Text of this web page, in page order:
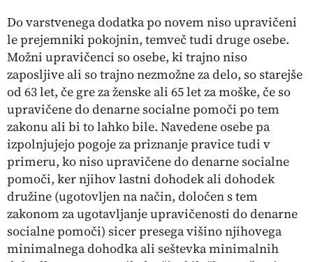
Do varstvenega dodatka po novem niso upravičeni
le prejemniki pokojnin, temveč tudi druge osebe.
Možni upravičenci so osebe, ki trajno niso
zaposljive ali so trajno nezmožne za delo, so starejše
od 63 let, če gre za ženske ali 65 let za moške, če so
upravičene do denarne socialne pomoči po tem
zakonu ali bi to lahko bile. Navedene osebe pa
izpolnjujejo pogoje za priznanje pravice tudi v
primeru, ko niso upravičene do denarne socialne
pomoči, ker njihov lastni dohodek ali dohodek
družine (ugotovljen na način, določen s tem
zakonom za ugotavljanje upravičenosti do denarne
socialne pomoči) sicer presega višino njihovega
minimalnega dohodka ali seštevka minimalnih